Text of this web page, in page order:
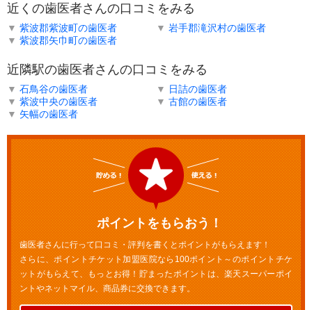
近くの歯医者さんの口コミをみる
▼ 紫波郡紫波町の歯医者 ▼ 岩手郡滝沢村の歯医者
▼ 紫波郡矢巾町の歯医者
近隣駅の歯医者さんの口コミをみる
▼ 石鳥谷の歯医者 ▼ 日詰の歯医者
▼ 紫波中央の歯医者 ▼ 古館の歯医者
▼ 矢幅の歯医者
ポイントをもらおう！
歯医者さんに行って口コミ・評判を書くとポイントがもらえます！
さらに、ポイントチケット加盟医院なら100ポイント～のポイントチケ
ットがもらえて、もっとお得！貯まったポイントは、楽天スーパーポイ
ントやネットマイル、商品券に交換できます。